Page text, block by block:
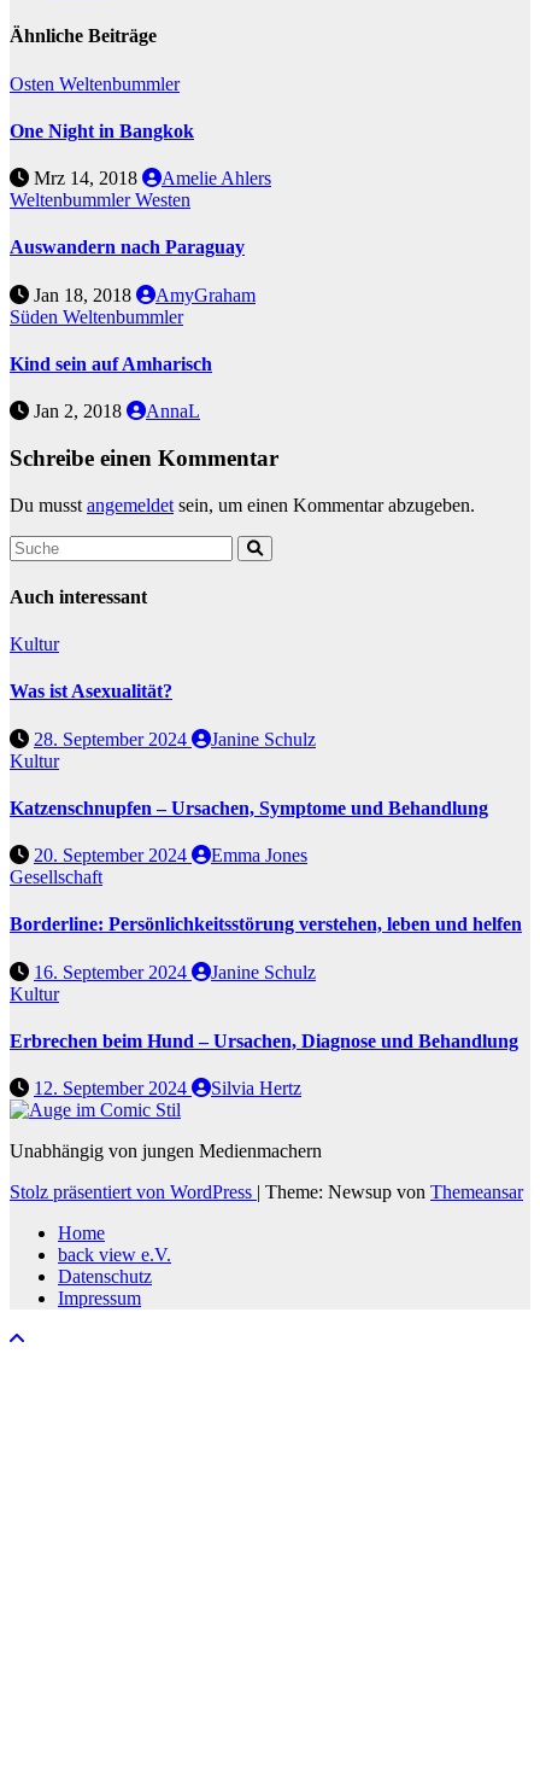
Ähnliche Beiträge
Osten Weltenbummler
One Night in Bangkok
Mrz 14, 2018
Amelie Ahlers
WeltenbummlerWesten
Auswandern nach Paraguay
Jan 18, 2018
AmyGraham
Süden Weltenbummler
Kind sein auf Amharisch
Jan 2, 2018 AnnaL
Schreibe einen Kommentar
Du musst angemeldet sein, um einen Kommentar abzugeben.
Auch interessant
Kultur
Was ist Asexualität?
28. September 2024
Janine Schulz
Kultur
Katzenschnupfen – Ursachen, Symptome und Behandlung
20. September 2024
Emma Jones
Gesellschaft
Borderline: Persönlichkeitsstörung verstehen, leben und helfen
16. September 2024
Janine Schulz
Kultur
Erbrechen beim Hund – Ursachen, Diagnose und Behandlung
12. September 2024 Silvia Hertz
Unabhängig von jungen Medienmachern
Stolz präsentiert von WordPress | Theme: Newsup von Themeansar
Home
back view e.V.
Datenschutz
Impressum